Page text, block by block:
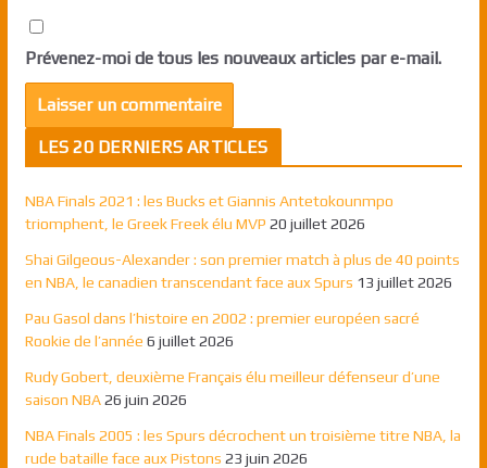
Prévenez-moi de tous les nouveaux articles par e-mail.
LES 20 DERNIERS ARTICLES
NBA Finals 2021 : les Bucks et Giannis Antetokounmpo
triomphent, le Greek Freek élu MVP 20 juillet 2026
Shai Gilgeous-Alexander : son premier match à plus de 40 points
en NBA, le canadien transcendant face aux Spurs 13 juillet 2026
Pau Gasol dans l’histoire en 2002 : premier européen sacré
Rookie de l’année 6 juillet 2026
Rudy Gobert, deuxième Français élu meilleur défenseur d’une
saison NBA 26 juin 2026
NBA Finals 2005 : les Spurs décrochent un troisième titre NBA, la
rude bataille face aux Pistons 23 juin 2026